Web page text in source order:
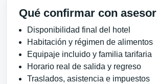
Qué confirmar con asesor
Disponibilidad final del hotel
Habitación y régimen de alimentos
Equipaje incluido y familia tarifaria
Horario real de salida y regreso
Traslados, asistencia e impuestos